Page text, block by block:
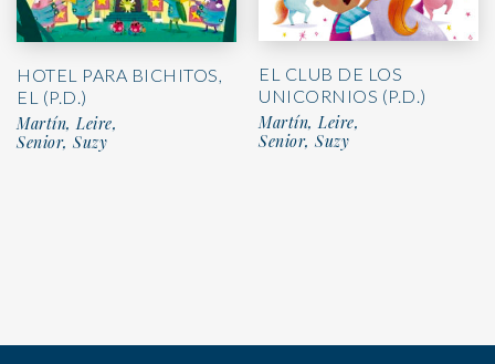
HOTEL PARA BICHITOS,
EL (P.D.)
Martín, Leire,
Senior, Suzy
EL CLUB DE LOS
UNICORNIOS (P.D.)
Martín, Leire,
Senior, Suzy